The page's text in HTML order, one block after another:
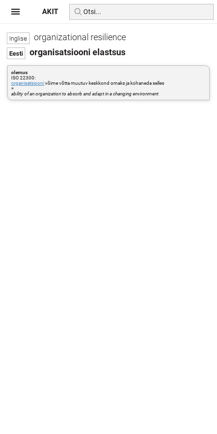
organizational resilience
organisatsiooni elastsus
olemus
ISO 22300:
organisatsioonivõime võtta muutuv keskkond omaks ja kohaneda selles
=
ability of an organization to absorb and adapt in a changing environment
AKIT